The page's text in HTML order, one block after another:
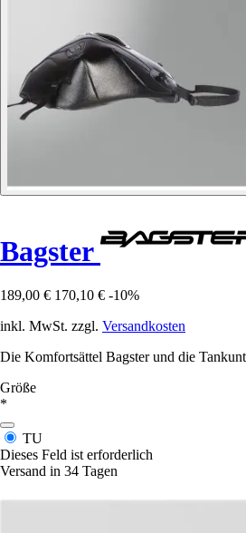
Bagster
189,00 € 170,10 € -10%
inkl. MwSt. zzgl. Versandkosten
Die Komfortsättel Bagster und die
Größe
*
TU
Dieses Feld ist erforderlich
Versand in 34 Tagen